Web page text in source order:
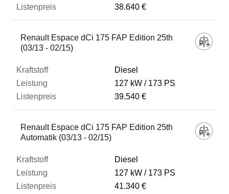
38.640 €
Renault Espace dCi 175 FAP Edition 25th
(03/13 - 02/15)
Diesel
127 kW
173 PS
39.540 €
Renault Espace dCi 175 FAP Edition 25th
Automatik (03/13 - 02/15)
Diesel
127 kW
173 PS
41.340 €